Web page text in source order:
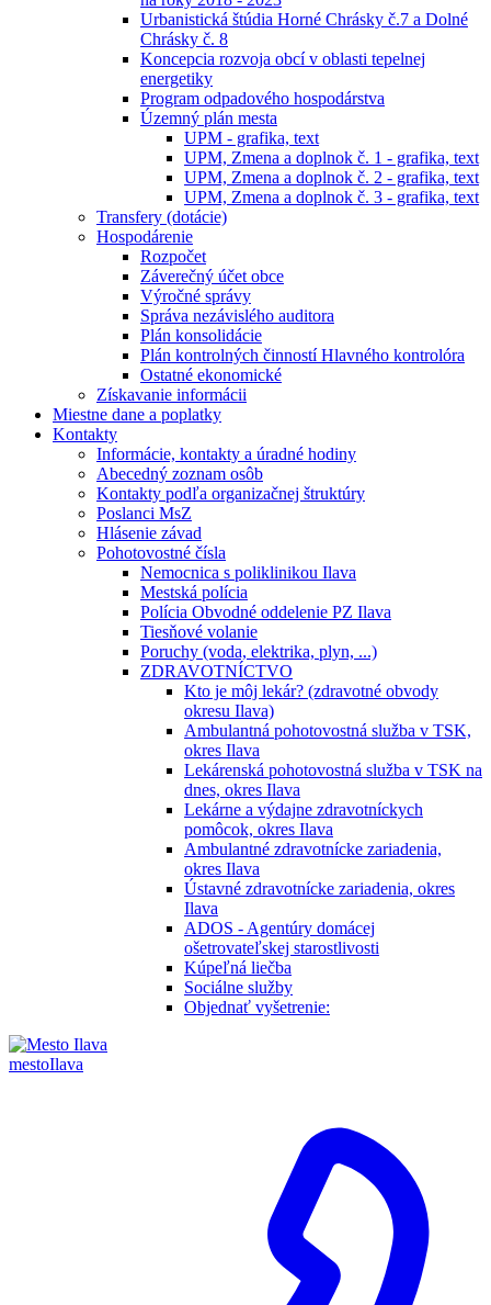
Urbanistická štúdia Horné Chrásky č.7 a Dolné
Chrásky č. 8
Koncepcia rozvoja obcí v oblasti tepelnej
energetiky
Program odpadového hospodárstva
Územný plán mesta
UPM - grafika, text
UPM, Zmena a doplnok č. 1 - grafika, text
UPM, Zmena a doplnok č. 2 - grafika, text
UPM, Zmena a doplnok č. 3 - grafika, text
Transfery (dotácie)
Hospodárenie
Rozpočet
Záverečný účet obce
Výročné správy
Správa nezávislého auditora
Plán konsolidácie
Plán kontrolných činností Hlavného kontrolóra
Ostatné ekonomické
Získavanie informácii
Miestne dane a poplatky
Kontakty
Informácie, kontakty a úradné hodiny
Abecedný zoznam osôb
Kontakty podľa organizačnej štruktúry
Poslanci MsZ
Hlásenie závad
Pohotovostné čísla
Nemocnica s poliklinikou Ilava
Mestská polícia
Polícia Obvodné oddelenie PZ Ilava
Tiesňové volanie
Poruchy (voda, elektrika, plyn, ...)
ZDRAVOTNÍCTVO
Kto je môj lekár? (zdravotné obvody
okresu Ilava)
Ambulantná pohotovostná služba v TSK,
okres Ilava
Lekárenská pohotovostná služba v TSK na
dnes, okres Ilava
Lekárne a výdajne zdravotníckych
pomôcok, okres Ilava
Ambulantné zdravotnícke zariadenia,
okres Ilava
Ústavné zdravotnícke zariadenia, okres
Ilava
ADOS - Agentúry domácej
ošetrovateľskej starostlivosti
Kúpeľná liečba
Sociálne služby
Objednať vyšetrenie:
mestoIlava